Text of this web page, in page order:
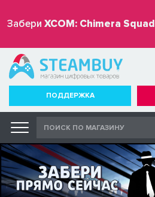
Забери XCOM: Chimera Squad
бесплатно
ПОДДЕРЖКА